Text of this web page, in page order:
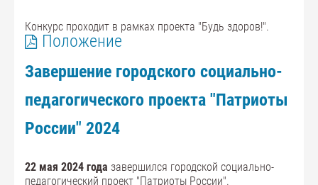
Конкурс проходит в рамках проекта "Будь здоров!".
Положение
Завершение городского социально-
педагогического проекта "Патриоты
России" 2024
22 мая 2024 года завершился городской социально-
педагогический проект "Патриоты России".